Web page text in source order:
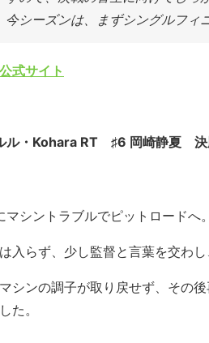
今シーズンは、まずシングルフィ
式サイト
ル・Kohara RT ♯6 岡崎静夏 決
マシントラブルでピットロードへ。
入らず、少し監督と言葉を交わ
シンの調子が取り戻せず、その
た。